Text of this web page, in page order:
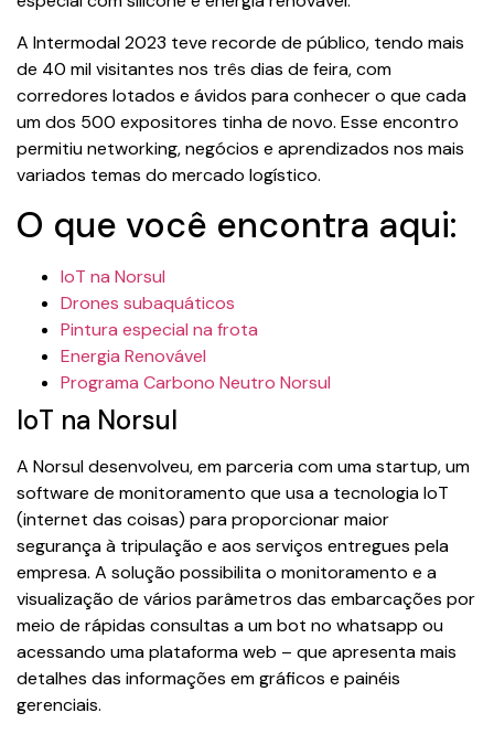
A Intermodal 2023 teve recorde de público, tendo mais
de 40 mil visitantes nos três dias de feira, com
corredores lotados e ávidos para conhecer o que cada
um dos 500 expositores tinha de novo. Esse encontro
permitiu networking, negócios e aprendizados nos mais
variados temas do mercado logístico.
O que você encontra aqui:
IoT na Norsul
Drones subaquáticos
Pintura especial na frota
Energia Renovável
Programa Carbono Neutro Norsul
IoT na Norsul
A Norsul desenvolveu, em parceria com uma startup, um
software de monitoramento que usa a tecnologia IoT
(internet das coisas) para proporcionar maior
segurança à tripulação e aos serviços entregues pela
empresa. A solução possibilita o monitoramento e a
visualização de vários parâmetros das embarcações por
meio de rápidas consultas a um bot no whatsapp ou
acessando uma plataforma web – que apresenta mais
detalhes das informações em gráficos e painéis
gerenciais.